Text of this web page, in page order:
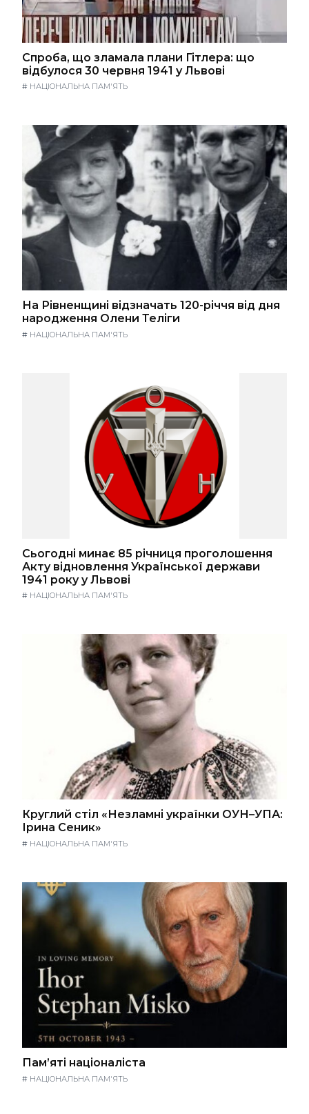
Спроба, що зламала плани Гітлера: що
відбулося 30 червня 1941 у Львові
# НАЦІОНАЛЬНА ПАМ'ЯТЬ
На Рівненщині відзначать 120-річчя від дня
народження Олени Теліги
# НАЦІОНАЛЬНА ПАМ'ЯТЬ
Сьогодні минає 85 річниця проголошення
Акту відновлення Української держави
1941 року у Львові
# НАЦІОНАЛЬНА ПАМ'ЯТЬ
Круглий стіл «Незламні українки ОУН–УПА:
Ірина Сеник»
# НАЦІОНАЛЬНА ПАМ'ЯТЬ
Пам’яті націоналіста
# НАЦІОНАЛЬНА ПАМ'ЯТЬ